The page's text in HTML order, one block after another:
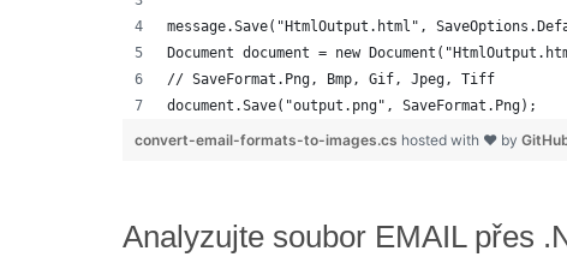
message.Save("HtmlOutput.html",
Document document = new
// SaveFormat.Png, Bmp, Gif, Jpeg, Tiff
document.Save("output.png", SaveFormat.Png);
convert-email-formats-to-images.cs hosted with ❤ by
Analyzujte soubor EMAIL přes